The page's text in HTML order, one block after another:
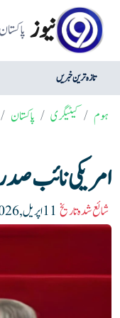
نیوز پاکستان
تازہ ترین خبریں
ہوم کیٹیگری پاکستان
امریکی نائب
شائع شدہ تاریخ